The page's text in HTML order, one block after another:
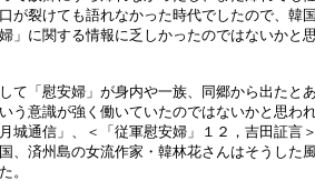
が裂けても語れなかった時代でしたので、韓
」に関する情報に乏しかったのではないかと
「慰安婦」が身内や一族、同郷から出たと
う意識が強く働いていたのではないかと思わ
城通信」、＜「従軍慰安婦」１２，吉田証言
、済州島の女流作家・韓林花さんはそうした
。